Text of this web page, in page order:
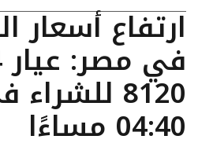
ارتفاع أسعار
8120
04:40 مساءًا